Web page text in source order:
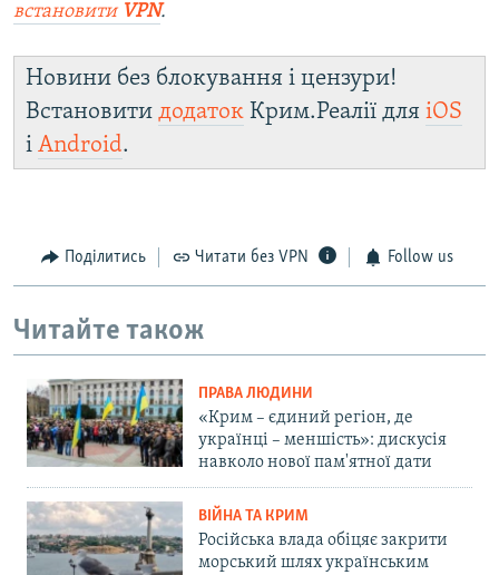
встановити VPN.
Новини без блокування і цензури!
Встановити додаток Крим.Реалії для iOS
і Android.
Поділитись Читати без VPN Follow us
Читайте також
ПРАВА ЛЮДИНИ
«Крим – єдиний регіон, де
українці – меншість»: дискусія
навколо нової пам'ятної дати
ВІЙНА ТА КРИМ
Російська влада обіцяє закрити
морський шлях українським